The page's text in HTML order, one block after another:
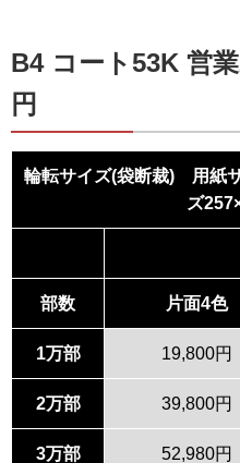
B4 コート53K 営
円
輪転サイズ(袋断裁) 用紙
ズ
部数 片面4色
1万部 19,800円
2万部 39,800円
3万部 52,980円